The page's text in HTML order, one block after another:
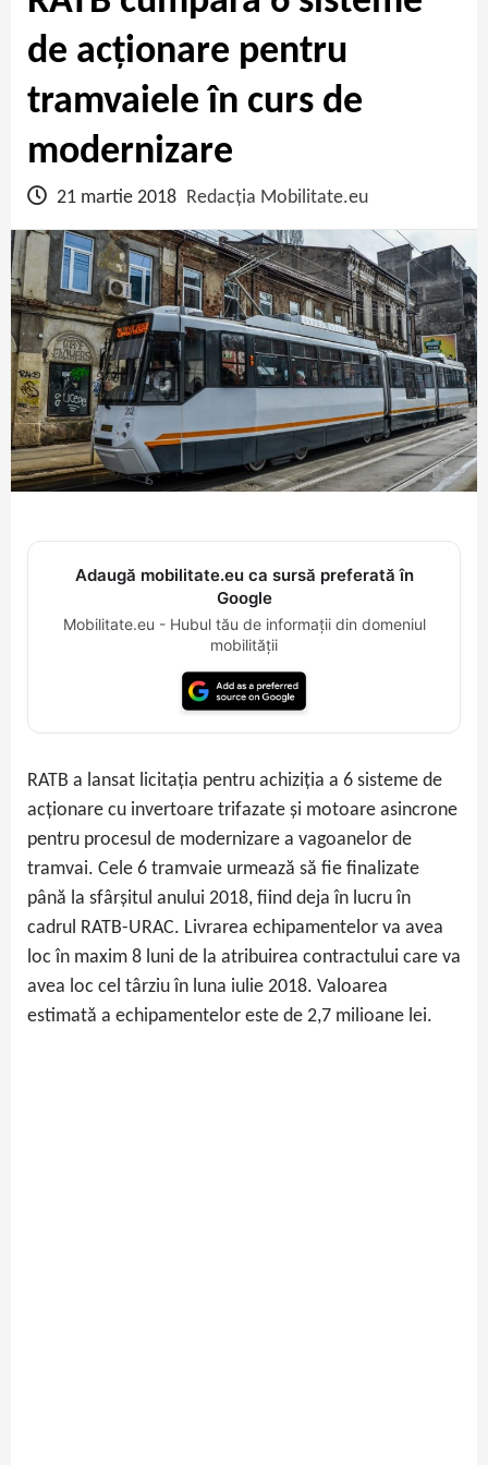
de acționare pentru
tramvaiele în curs de
modernizare
21 martie 2018 Redacția Mobilitate.eu
Adaugă mobilitate.eu ca sursă preferată în
Google
Mobilitate.eu - Hubul tău de informații din domeniul
mobilității
RATB a lansat licitația pentru achiziția a 6 sisteme de
acționare cu invertoare trifazate și motoare asincrone
pentru procesul de modernizare a vagoanelor de
tramvai. Cele 6 tramvaie urmează să fie finalizate
până la sfârșitul anului 2018, fiind deja în lucru în
cadrul RATB-URAC. Livrarea echipamentelor va avea
loc în maxim 8 luni de la atribuirea contractului care va
avea loc cel târziu în luna iulie 2018. Valoarea
estimată a echipamentelor este de 2,7 milioane lei.